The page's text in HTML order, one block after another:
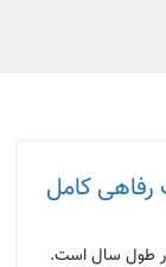
رفاهی کامل
در طول سال است.